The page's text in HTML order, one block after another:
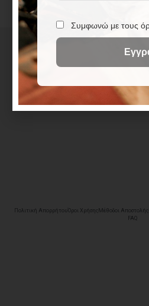
Πολιτική ΑπορρήτουΌροι Χρήσης Μέθοδοι Αποστολής
FAQ